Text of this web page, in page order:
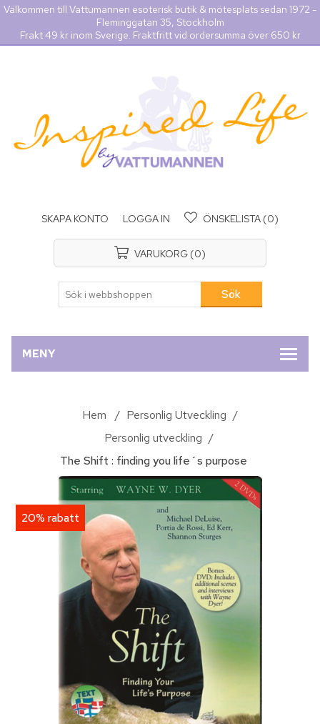
Välkommen till Vattumannen esoterisk butik & mötesplats sedan 1972 -
Fleminggatan 35, Stockholm
Frakt 49 kr inom Sverige. Fraktfritt vid ordersumma över 650 kr
SKAPA KONTO LOGGA IN ÖNSKELISTA (0)
VARUKORG (0)
MENY
Hem / Personlig Utveckling /
Personlig utveckling /
The Shift : finding you life´s purpose
20% rabatt